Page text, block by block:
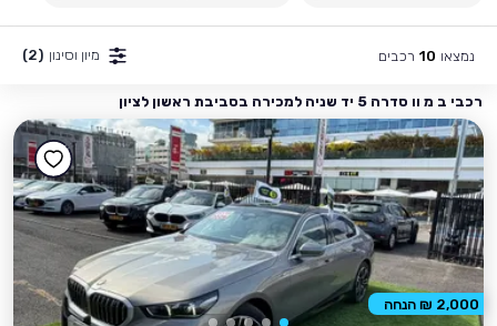
נמצאו 10 רכבים מיון וסינון (2)
רכבי ב מ וו סדרה 5 יד שניה למכירה בסביבת ראשון לציון
2,000 ₪ הנחה